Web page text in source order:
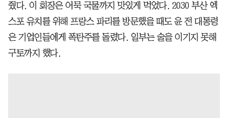
줬다. 이 회장은 어묵 국물까지 맛있게 먹었다. 2030 부산 엑
스포 유치를 위해 프랑스 파리를 방문했을 때도 윤 전 대통령
은 기업인들에게 폭탄주를 돌렸다. 일부는 술을 이기지 못해
구토까지 했다.